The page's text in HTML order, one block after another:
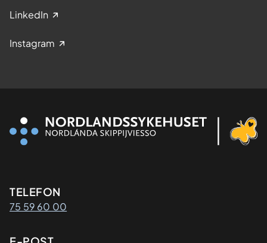
LinkedIn
Instagram
Kontaktinformasjon
TELEFON
75 59 60 00